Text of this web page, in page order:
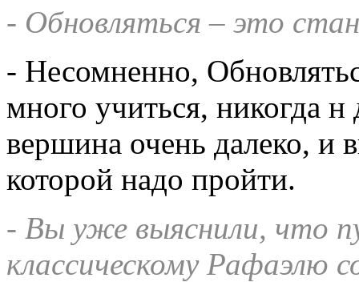
- Обновляться – это
- Несомненно,
много учиться, никогда н
вершина очень далеко, и
которой надо пройти.
- Вы уже выяснили, что
классическому Рафаэлю